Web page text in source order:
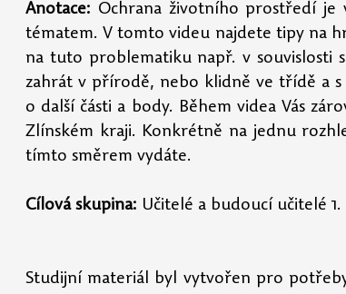
Anotace: Ochrana životního prostředí je
tématem. V tomto videu najdete tipy na
na tuto problematiku např. v souvislosti
zahrát v přírodě, nebo klidně ve třídě a
o další části a body. Během videa Vás
Zlínském kraji. Konkrétně na jednu
tímto směrem vydáte.
Cílová skupina: Učitelé a budoucí učitelé 1.
Studijní materiál byl vytvořen pro